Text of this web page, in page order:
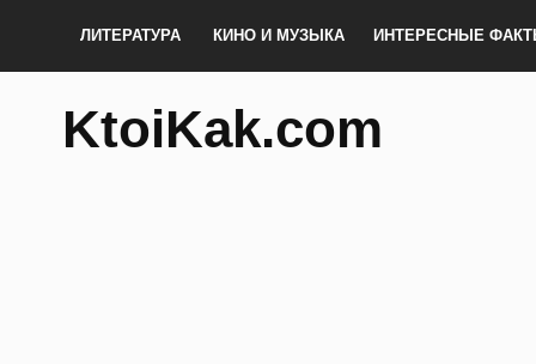
ЛИТЕРАТУРА КИНО И МУЗЫКА ИНТЕРЕСНЫЕ
KtoiKak.com